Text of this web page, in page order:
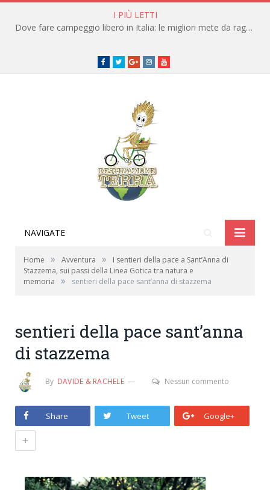
I PIÙ LETTI
Dove fare campeggio libero in Italia: le migliori mete da raggiungere in traghetto
Facebook
TwitterGoogle+instagramyoutube
NAVIGATE
Home » Avventura »
I sentieri della pace a Sant’Anna di
Stazzema, sui passi della Linea Gotica tra natura e
memoria
» sentieri della pace sant’anna di stazzema
sentieri della pace sant’anna
di stazzema
By DAVIDE & RACHELE Nessun commento
Share Tweet Google+
+